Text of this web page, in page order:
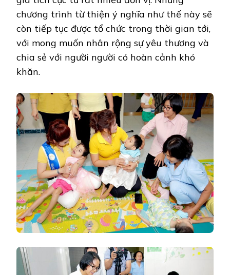
chương trình từ thiện ý nghĩa như thế này sẽ
còn tiếp tục được tổ chức trong thời gian tới,
với mong muốn nhân rộng sự yêu thương và
chia sẻ với người người có hoàn cảnh khó
khăn.